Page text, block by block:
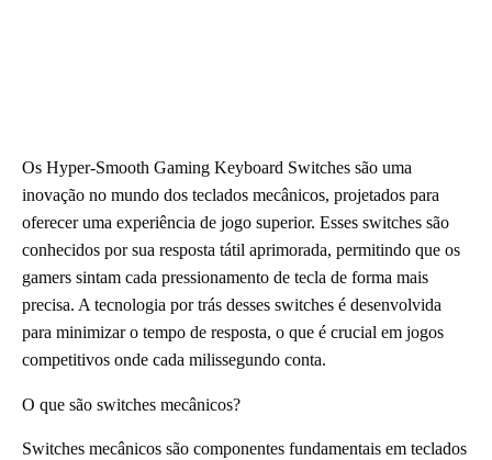
Os Hyper-Smooth Gaming Keyboard Switches são uma
inovação no mundo dos teclados mecânicos, projetados para
oferecer uma experiência de jogo superior. Esses switches são
conhecidos por sua resposta tátil aprimorada, permitindo que os
gamers sintam cada pressionamento de tecla de forma mais
precisa. A tecnologia por trás desses switches é desenvolvida
para minimizar o tempo de resposta, o que é crucial em jogos
competitivos onde cada milissegundo conta.
O que são switches mecânicos?
Switches mecânicos são componentes fundamentais em teclados